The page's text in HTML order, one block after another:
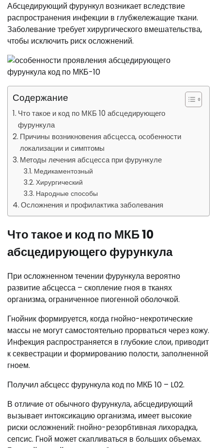
Абсцедирующий фурункул возникает вследствие
распространения инфекции в глубжележащие ткани.
Заболевание требует хирургического вмешательства,
чтобы исключить риск осложнений.
Содержание
Что такое и код по МКБ 10 абсцедирующего
фурункула
Причины возникновения абсцесса, особенности
локализации и симптомы
Методы лечения абсцесса при фурункуле
Медикаментозный
Хирургический
Народные способы
Осложнения и профилактика заболевания
Что такое и код по МКБ 10
абсцедирующего фурункула
При осложненном течении фурункула вероятно
развитие абсцесса – скопление гноя в тканях
организма, ограниченное пиогенной оболочкой.
Гнойник формируется, когда гнойно-некротические
массы не могут самостоятельно прорваться через кожу.
Инфекция распространяется в глубокие слои, приводит
к секвестрации и формированию полости, заполненной
гноем.
Получил абсцесс фурункула код по МКБ 10 – L02.
В отличие от обычного фурункула, абсцедирующий
вызывает интоксикацию организма, имеет высокие
риски осложнений: гнойно-резорбтивная лихорадка,
сепсис. Гной может скапливаться в больших объемах.